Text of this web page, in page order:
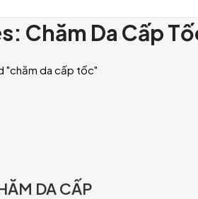
Chăm Da Cấp
"chăm da cấp tốc"
DA CẤP